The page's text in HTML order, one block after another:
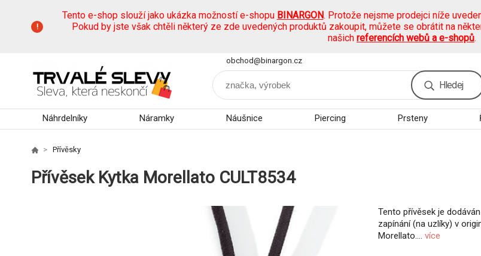
Tento e-shop slouží jako ukázka možností e-shopu BINARGON. Protože nejsme prodejci níže
Pokud by jste však chtěli některý ze zde uvedených produktů zakoupit, můžete se obrátit na
našich referencích webů a e-shopů.
obchod@binargon.cz
Hledej
Náhrdelníky Náramky Náušnice Piercing Prsteny
Přívěsky
Přívěsek Kytka Morellato CULT8534
Tento přívěsek je
zapínání (na uzlíky) v
Morellato.... více